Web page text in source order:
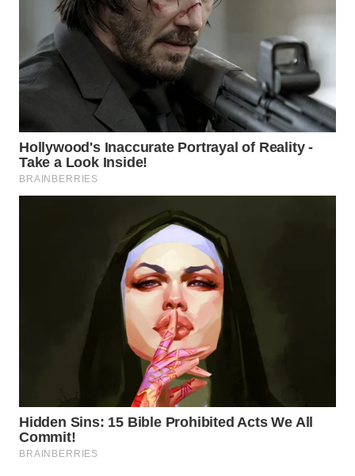
WAHANA
INFRASTRUKTUR
WAHANA
WAHANA
LISTRIK
CO ID
WAHANANEWS